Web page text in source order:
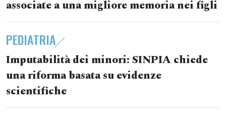
associate a una migliore memoria nei figli
PEDIATRIA
Imputabilità dei minori: SINPIA chiede
una riforma basata su evidenze
scientifiche